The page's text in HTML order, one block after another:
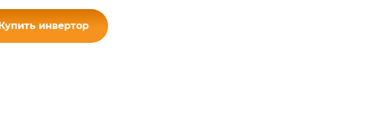
Купить инвертор